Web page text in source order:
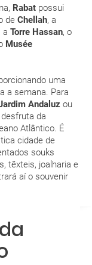
Rabat possui
de Chellah, a
, a Torre Hassan, o
Musée
uma
a semana. Para
Andaluz ou
da
Atlântico. É
cidade de
souks
têxteis, joalharia e
aí o souvenir
da viagem?
um
para viajar
no
pacote de
se confirma